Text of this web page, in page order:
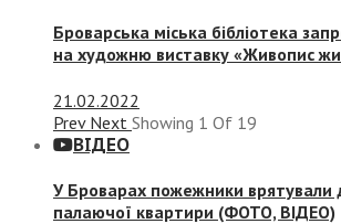
Броварська міська бібліотека
на художню виставку «Живопис
21.02.2022
Prev Next Showing 1 Of 19
ВІДЕО
У Броварах пожежники врятували
палаючої квартири (ФОТО, ВІДЕО)